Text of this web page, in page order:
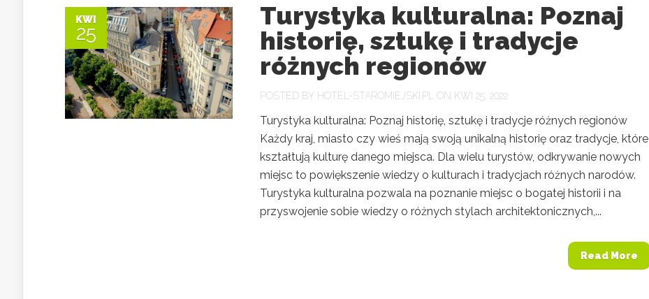
KWI
25
Turystyka kulturalna: Poznaj
historię, sztukę i tradycje
różnych regionów
POSTED BY HOTEL-STAROMIEJSKI.PL ON KWI 25, 2022
Turystyka kulturalna: Poznaj historię, sztukę i tradycje różnych regionów
Każdy kraj, miasto czy wieś mają swoją unikalną historię oraz tradycje, które
kształtują kulturę danego miejsca. Dla wielu turystów, odkrywanie nowych
miejsc to powiększenie wiedzy o kulturach i tradycjach różnych narodów.
Turystyka kulturalna pozwala na poznanie miejsc o bogatej historii i na
przyswojenie sobie wiedzy o różnych stylach architektonicznych,...
Read More